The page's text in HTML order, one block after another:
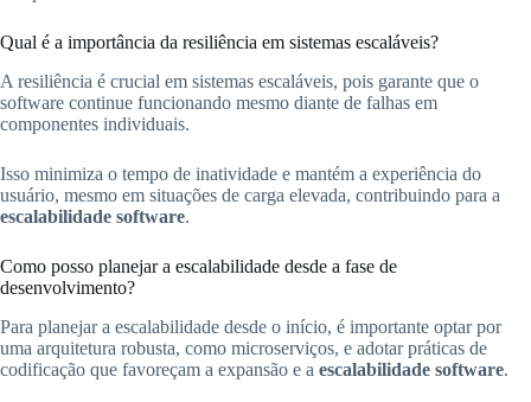
Qual é a importância da resiliência em sistemas escaláveis?
A resiliência é crucial em sistemas escaláveis, pois garante que o
software continue funcionando mesmo diante de falhas em
componentes individuais.
Isso minimiza o tempo de inatividade e mantém a experiência do
usuário, mesmo em situações de carga elevada, contribuindo para a
escalabilidade software.
Como posso planejar a escalabilidade desde a fase de
desenvolvimento?
Para planejar a escalabilidade desde o início, é importante optar por
uma arquitetura robusta, como microserviços, e adotar práticas de
codificação que favoreçam a expansão e a escalabilidade software.